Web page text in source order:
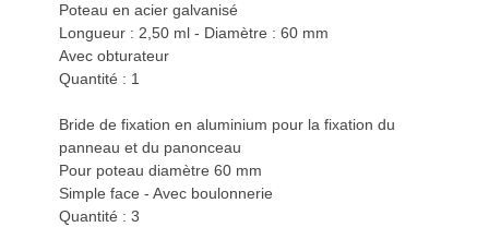
Poteau en acier galvanisé
Longueur : 2,50 ml - Diamètre : 60 mm
Avec obturateur
Quantité : 1
Bride de fixation en aluminium pour la fixation du
panneau et du panonceau
Pour poteau diamètre 60 mm
Simple face - Avec boulonnerie
Quantité : 3